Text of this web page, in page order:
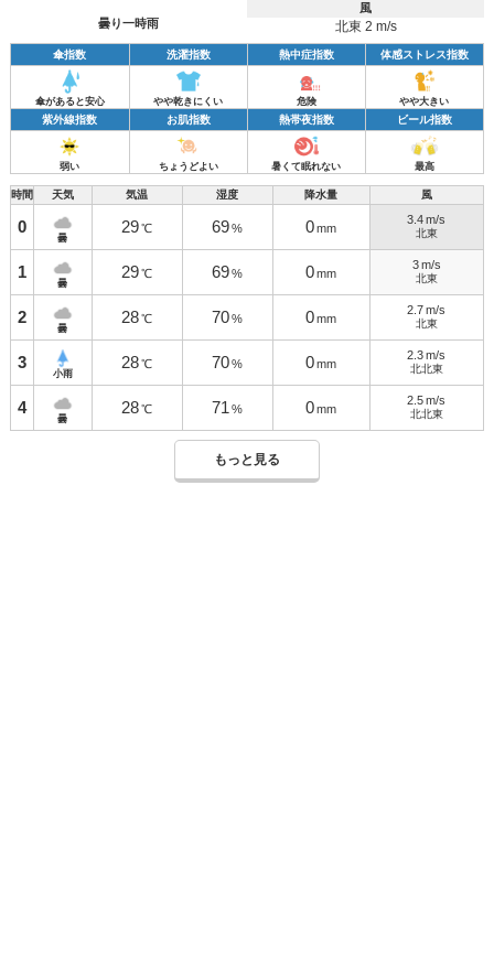
曇り一時雨
風
北東 2 m/s
傘指数 洗濯指数 熱中症指数 体感ストレス指数
傘があると安心 やや乾きにくい 危険 やや大きい
紫外線指数 お肌指数 熱帯夜指数 ビール指数
弱い ちょうどよい 暑くて眠れない 最高
時間 天気 気温 湿度 降水量 風
0
曇
29 ℃ 69 % 0 mm
3.4 m/s
北東
1
曇
29 ℃ 69 % 0 mm
3m/s
北東
2
曇
28 ℃ 70 % 0 mm
2.7 m/s
北東
3
小雨
28 ℃ 70 % 0 mm
2.3 m/s
北北東
4
曇
28 ℃ 71 % 0 mm
2.5 m/s
北北東
もっと見る